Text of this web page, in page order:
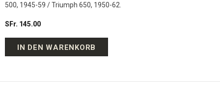
500, 1945-59 / Triumph 650, 1950-62.
SFr. 145.00
IN DEN WARENKORB